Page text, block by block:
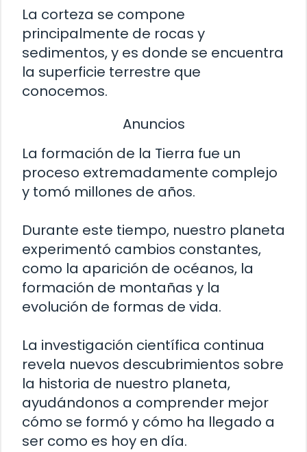
La corteza se compone
principalmente de rocas y
sedimentos, y es donde se encuentra
la superficie terrestre que
conocemos.
Anuncios
La formación de la Tierra fue un
proceso extremadamente complejo
y tomó millones de años.
Durante este tiempo, nuestro planeta
experimentó cambios constantes,
como la aparición de océanos, la
formación de montañas y la
evolución de formas de vida.
La investigación científica continua
revela nuevos descubrimientos sobre
la historia de nuestro planeta,
ayudándonos a comprender mejor
cómo se formó y cómo ha llegado a
ser como es hoy en día.